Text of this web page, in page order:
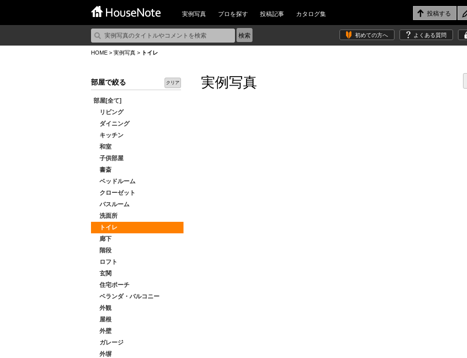
実例写真 プロを探す 投稿記事 カタログ集
初めての方へ よくある質問
HOME > 実例写真 > トイレ
部屋で絞る クリア
部屋[全て]
リビング
ダイニング
キッチン
和室
子供部屋
書斎
ベッドルーム
クローゼット
バスルーム
洗面所
トイレ
廊下
階段
ロフト
玄関
住宅ポーチ
ベランダ・バルコニー
外観
屋根
外壁
ガレージ
外塀
実例写真